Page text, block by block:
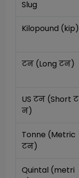
Slug
Kilopound (kip)
टन (Long टन)
US टन (Short ट
न)
Tonne (Metric
टन)
Quintal (metri